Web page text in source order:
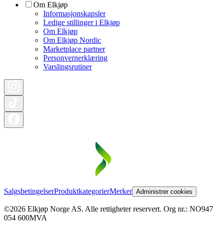
Om Elkjøp
Informasjonskapsler
Ledige stillinger i Elkjøp
Om Elkjøp
Om Elkjøp Nordic
Marketplace partner
Personvernerklæring
Varslingsrutiner
SalgsbetingelserProduktkategorierMerker Administrer cookies
©2026 Elkjøp Norge AS. Alle rettigheter reservert. Org nr.: NO947
054 600MVA